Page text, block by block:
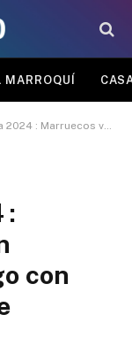
MARROQUÍ
autoridad a RD Congo con hat-trick de Ghizlane Chebbak
:
con